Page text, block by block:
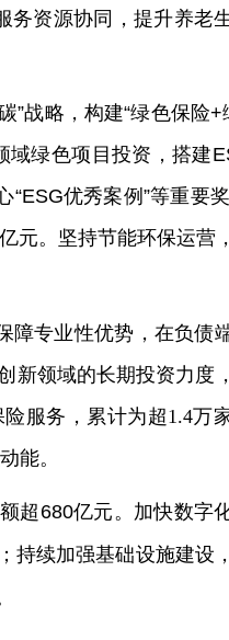
务资源协同，提升养老
”战略，构建“绿色保险
域绿色项目投资，搭建
优秀案例”等重要
元。坚持节能环保运营
障专业性优势，在负债
新领域的长期投资力度
服务，累计为超1.4万
能。
超680亿元。加快数字
持续加强基础设施建设